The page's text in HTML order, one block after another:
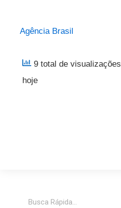
Agência Brasil
9 total de visualizações
hoje